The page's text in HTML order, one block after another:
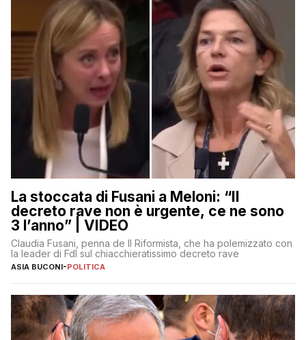
La stoccata di Fusani a Meloni: “Il
decreto rave non è urgente, ce ne sono
3 l’anno” | VIDEO
Claudia Fusani, penna de Il Riformista, che ha polemizzato con
la leader di FdI sul chiacchieratissimo decreto rave
ASIA BUCONI-POLITICA